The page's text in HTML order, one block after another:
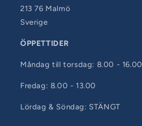
213 76 Malmö
Sverige
ÖPPETTIDER
Måndag till torsdag: 8.00 - 16.00
Fredag: 8.00 - 13.00
Lördag & Söndag: STÄNGT